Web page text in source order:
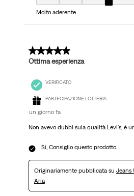
Taglio, 4 su 7, dove 1 è uguale a
Molto aderente
5 su 5 stelle.
Ottima esperienza
VERIFICATO
PARTECIPAZIONE LOTTERIA
un giorno fa
Non avevo dubbi sula qualità Levi's, è
Sì, Consiglio questo prodotto.
Originariamente pubblicata su Jeans
Aria